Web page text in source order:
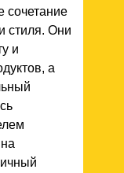
сочетание
стиля. Они
и
а